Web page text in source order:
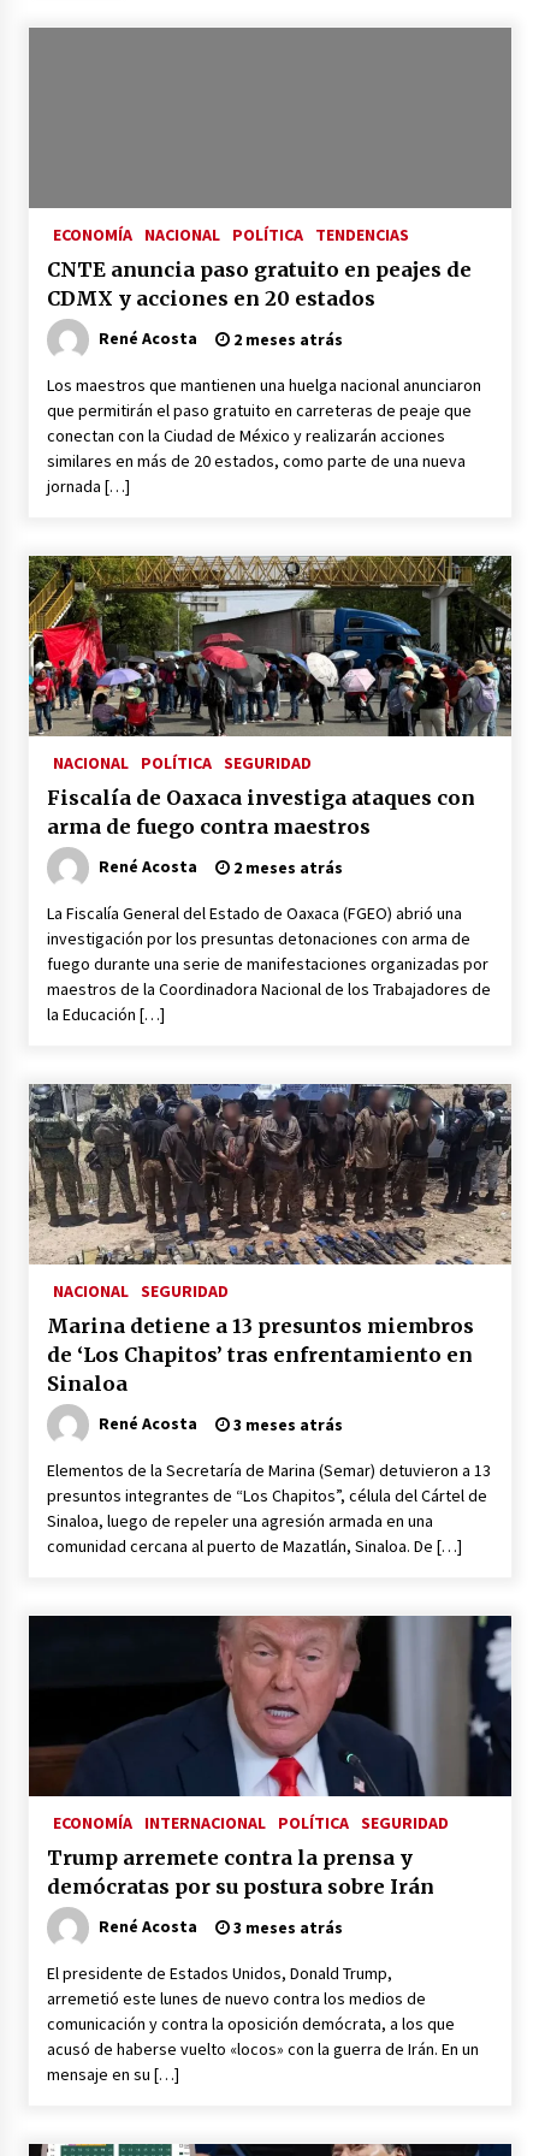
Cae operador financiero del Cártel del Noreste
en Mérida; incautan 15 autos de lujo
3 semanas atrás
Detienen a funcionario por presunto homicidio
3 semanas atrás
CNTE anuncia paso gratuito en peajes de CDMX
y acciones en 20 estados
Laura Itzel Castillo será la nueva secretaria de
las Mujeres, anuncia Sheinbaum
2 meses atrás
Sheinbaum descarta reunión entre CNTE y
Segob: «ya dimos nuestras propuestas»
2 meses atrás
políticos mexicanos que protegen al narco”
2 meses atrás
operaciones militares entre ambos países
2 meses atrás
Trump asegura que barcos cargados de
petróleo están empezando a salir de Ormuz
México libraría posible arancel de EE.UU. en
85% de sus exportaciones
2 meses atrás
ECONOMÍA NACIONAL POLÍTICA TENDENCIAS
CNTE anuncia paso gratuito en peajes de
CDMX y acciones en 20 estados
René Acosta 2 meses atrás
Los maestros que mantienen una huelga nacional anunciaron
que permitirán el paso gratuito en carreteras de peaje que
conectan con la Ciudad de México y realizarán acciones
similares en más de 20 estados, como parte de una nueva
jornada […]
NACIONAL POLÍTICA SEGURIDAD
Fiscalía de Oaxaca investiga ataques con
arma de fuego contra maestros
René Acosta 2 meses atrás
La Fiscalía General del Estado de Oaxaca (FGEO) abrió una
investigación por los presuntas detonaciones con arma de
fuego durante una serie de manifestaciones organizadas por
maestros de la Coordinadora Nacional de los Trabajadores de
la Educación […]
NACIONAL SEGURIDAD
Marina detiene a 13 presuntos miembros
de ‘Los Chapitos’ tras enfrentamiento en
Sinaloa
René Acosta 3 meses atrás
Elementos de la Secretaría de Marina (Semar) detuvieron a 13
presuntos integrantes de “Los Chapitos”, célula del Cártel de
Sinaloa, luego de repeler una agresión armada en una
comunidad cercana al puerto de Mazatlán, Sinaloa. De […]
ECONOMÍA INTERNACIONAL POLÍTICA SEGURIDAD
Trump arremete contra la prensa y
demócratas por su postura sobre Irán
René Acosta 3 meses atrás
El presidente de Estados Unidos, Donald Trump,
arremetió este lunes de nuevo contra los medios de
comunicación y contra la oposición demócrata, a los que
acusó de haberse vuelto «locos» con la guerra de Irán. En un
mensaje en su […]